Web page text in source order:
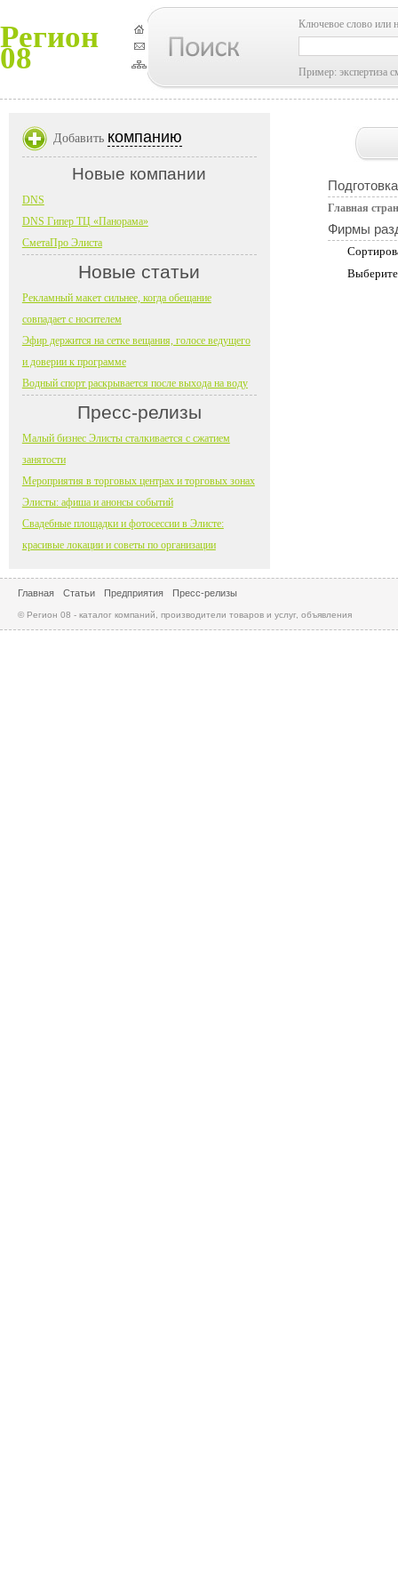
Регион
08
Ключевое слово или
Пример: экспертиза
Главная
Фирмы
Добавить компанию
Новые компании
DNS
DNS Гипер ТЦ «Панорама»
СметаПро Элиста
Новые статьи
Рекламный макет сильнее, когда обещание
совпадает с носителем
Эфир держится на сетке вещания, голосе ведущего
и доверии к программе
Водный спорт раскрывается после выхода на воду
Пресс-релизы
Малый бизнес Элисты сталкивается с сжатием
занятости
Мероприятия в торговых центрах и торговых зонах
Элисты: афиша и анонсы событий
Свадебные площадки и фотосессии в Элисте:
красивые локации и советы по организации
Главная Статьи Предприятия Пресс-релизы
© Регион 08 - каталог компаний, производители товаров и услуг, объявления